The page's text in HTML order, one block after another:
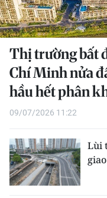
MÔI TRƯỜNG
BẠN ĐỌC
KIỂM CHỨNG
TRI THỨC CHUYÊN
CHƯƠNG TRÌNH
MỘT SẢN PHẨM
Thị trường bất
Chí Minh nửa
hầu hết phân
09/07/2026 11:22
Lùi